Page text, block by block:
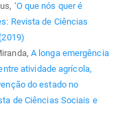
‘O que nós quer é
Revista de Ciências
A longa emergência
atividade agrícola,
do estado no
de Ciências Sociais e